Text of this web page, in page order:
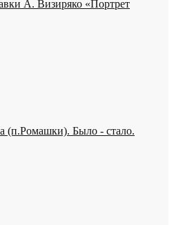
А. Визиряко «Портрет
(п.Ромашки). Было - стало.